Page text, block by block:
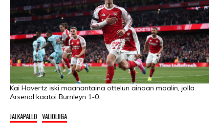
Kai Havertz iski maanantaina ottelun ainoan maalin, jolla
Arsenal kaatoi Burnleyn 1-0.
JALKAPALLO VALIOLIIGA
VIDEOT
PODCASTIT
JALKAPALLO
EM2021
Huuhkajat
Veikkausliiga
Valioliiga
Muut sarjat
JÄÄKIEKKO
PESÄPALLO